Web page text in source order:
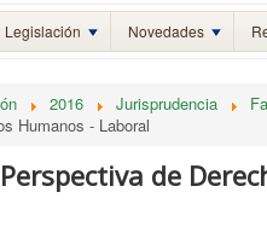
Legislación Novedades
2016 Jurisprudencia
Humanos - Laboral
de